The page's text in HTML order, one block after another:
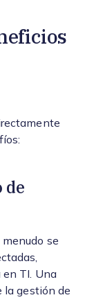
de
se
en TI. Una
la gestión de